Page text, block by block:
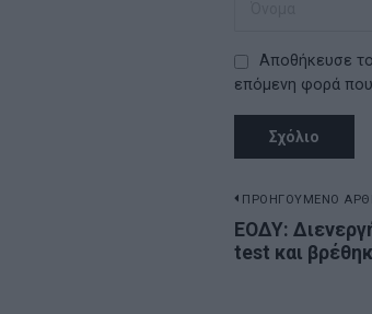
Αποθήκευσε
επόμενη φορά
άρθρων
ΠΡΟΗΓΟΥΜΕΝΟ
Previous
post:
EOΔΥ:
test και